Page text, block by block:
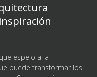
espejo a la
puede transformar los